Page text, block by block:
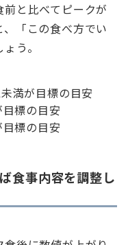
と比べてピークが
「この食べ方でい
う。
満が目標の目安
標の目安
標の目安
食事内容を調整し